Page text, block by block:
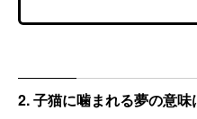
2. 子猫に噛まれる夢の意